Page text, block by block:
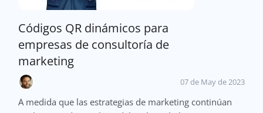
Códigos QR dinámicos para
empresas de consultoría de
marketing
07 de May de 2023
A medida que las estrategias de marketing continúan